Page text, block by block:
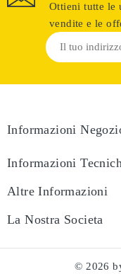
Ottieni tutte le
vendite e le
Informazioni
Informazioni
Altre Informazioni
La Nostra Societa
© 2026